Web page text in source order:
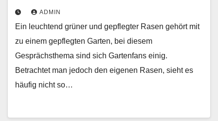
ADMIN
Ein leuchtend grüner und gepflegter Rasen gehört mit
zu einem gepflegten Garten, bei diesem
Gesprächsthema sind sich Gartenfans einig.
Betrachtet man jedoch den eigenen Rasen, sieht es
häufig nicht so…